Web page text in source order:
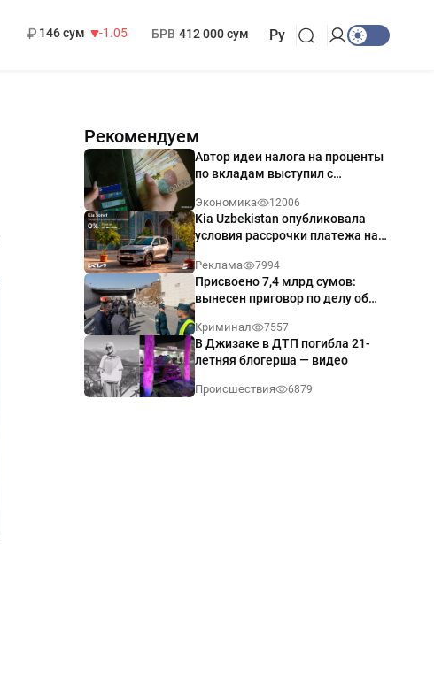
146 сум
-1.05
БРВ 412 000 сум Ру
Рекомендуем
Автор идеи налога на проценты
по вкладам выступил с
Экономика 12006
Kia Uzbekistan опубликовала
условия рассрочки платежа на
годовых
Реклама 7994
Присвоено 7,4 млрд сумов:
вынесен приговор по делу об
Ташкенте
Криминал 7557
В Джизаке в ДТП погибла 21-
летняя блогерша — видео
Происшествия 6879